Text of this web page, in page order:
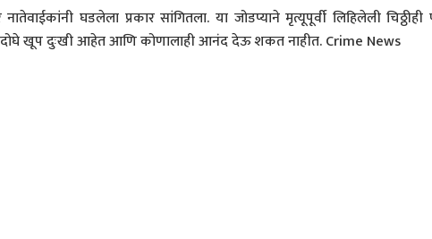
घडलेला प्रकार सांगितला. या जोडप्याने मृत्यूपूर्वी लिहिलेली चिठ्ठीही
खूप दुःखी आहेत आणि कोणालाही आनंद देऊ शकत नाहीत. Crime News